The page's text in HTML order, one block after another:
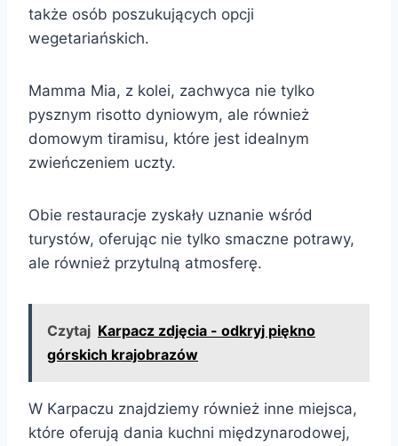
także osób poszukujących opcji
wegetariańskich.
Mamma Mia, z kolei, zachwyca nie tylko
pysznym risotto dyniowym, ale również
domowym tiramisu, które jest idealnym
zwieńczeniem uczty.
Obie restauracje zyskały uznanie wśród
turystów, oferując nie tylko smaczne potrawy,
ale również przytulną atmosferę.
Czytaj Karpacz zdjęcia - odkryj piękno
górskich krajobrazów
W Karpaczu znajdziemy również inne miejsca,
które oferują dania kuchni międzynarodowej,